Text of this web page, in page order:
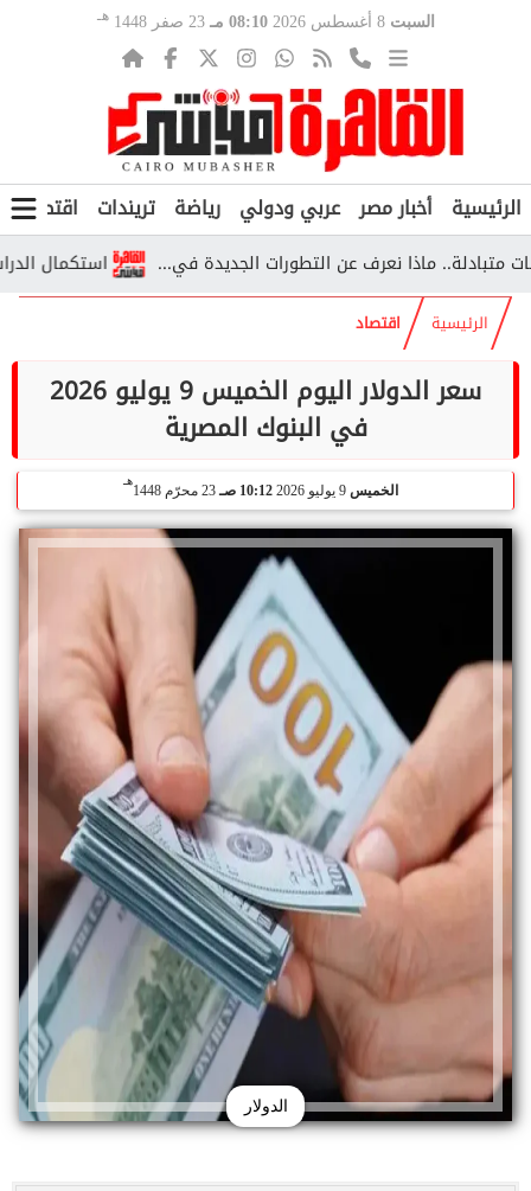
السبت 8 أغسطس 2026 08:10 مـ 23 صفر 1448 هـ
الرئيسية أخبار مصر عربي ودولي رياضة تريندات اقتصاد
استكمال الدراسة خارج مصر 2026.. الشروط والأوراق ماذا نعرف عن التطورات الجديدة في...
الرئيسية اقتصاد
سعر الدولار اليوم الخميس 9 يوليو 2026
في البنوك المصرية
الخميس 10:12 صـ 23 محرّم 1448
هـ
الدولار